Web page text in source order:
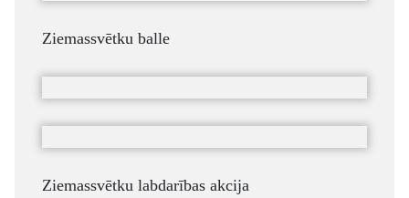
Ziemassvētku balle
Ziemassvētku labdarības akcija